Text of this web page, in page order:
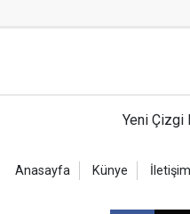
Yeni
Anasayfa Künye İletişim